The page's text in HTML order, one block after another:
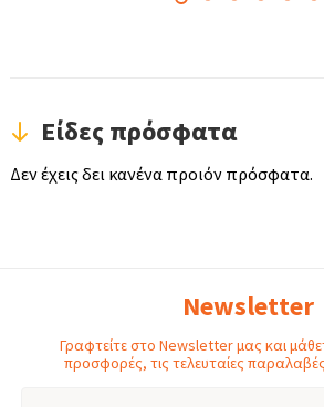
Είδες πρόσφατα
Δεν έχεις δει κανένα προιόν πρόσφατα.
Newsletter
Γραφτείτε στο Newsletter μας και
προσφορές, τις τελευταίες